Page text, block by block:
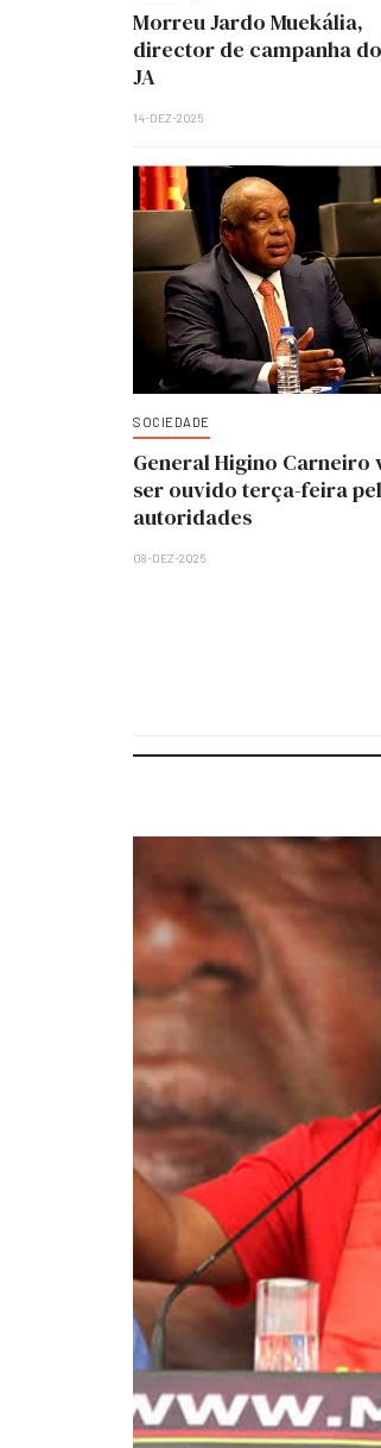
Morreu Jardo Muekália,
director de campanha
JA
14-DEZ-2025
SOCIEDADE
General Higino Carneiro
ser ouvido terça-feira
autoridades
08-DEZ-2025